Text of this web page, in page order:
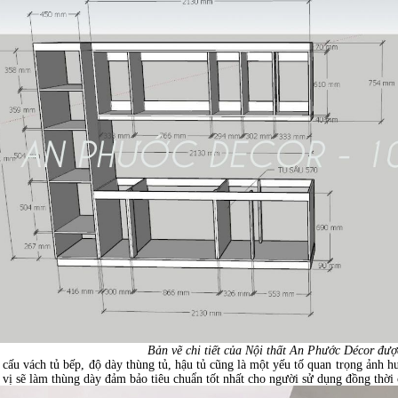
Bản vẽ chi tiết của Nội thất An Phước Décor được
vách tủ bếp, độ dày thùng tủ, hậu tủ cũng là một yếu tố quan trọng ảnh
sẽ làm thùng dày đảm bảo tiêu chuẩn tốt nhất cho người sử dụng đồng